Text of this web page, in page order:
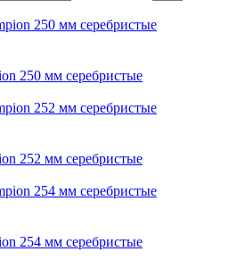
250 мм серебристые
252 мм серебристые
254 мм серебристые